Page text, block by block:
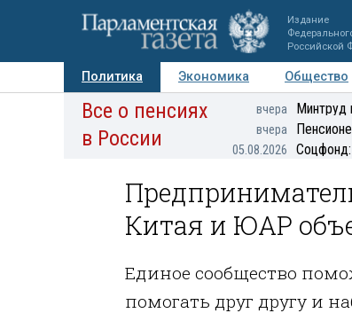
Издание
Российской
Политика Экономика Общество
Авторы Персоны Мнения
Все о пенсиях
в России
вчера Минтруд
вчера
05.08.2026 Соцфонд:
Китая и ЮАР
Единое сообщество
помогать друг другу и